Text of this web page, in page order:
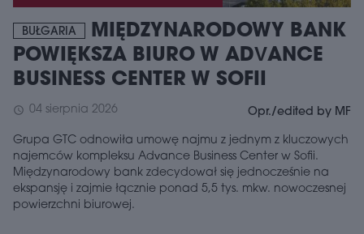
BUŁGARIA
MIĘDZYNARODOWY BANK
POWIĘKSZA BIURO W ADVANCE
BUSINESS CENTER W SOFII
schedule 04 sierpnia 2026 Opr./edited by MF
Grupa GTC odnowiła umowę najmu z jednym z kluczowych
najemców kompleksu Advance Business Center w Sofii.
Międzynarodowy bank zdecydował się jednocześnie na
ekspansję i zajmie łącznie ponad 5,5 tys. mkw. nowoczesnej
powierzchni biurowej.